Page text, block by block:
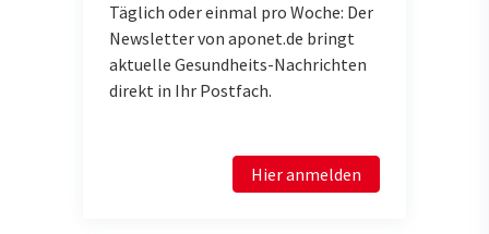
Täglich oder einmal pro Woche: Der
Newsletter von aponet.de bringt
aktuelle Gesundheits-Nachrichten
direkt in Ihr Postfach.
Hier anmelden